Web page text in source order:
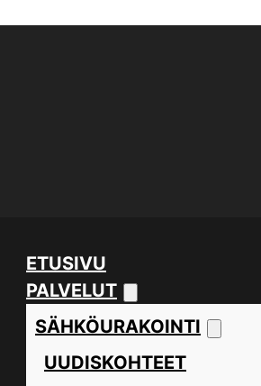
ETUSIVU
PALVELUT
SÄHKÖURAKOINTI
UUDISKOHTEET